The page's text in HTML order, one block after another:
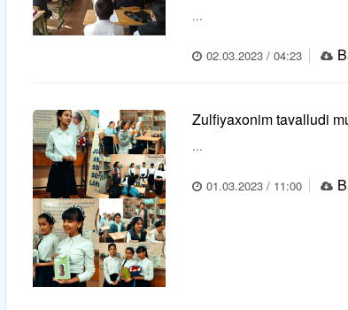
...
02.03.2023 / 04:23
Zulfiyaxonim tavalludi
...
01.03.2023 / 11:00